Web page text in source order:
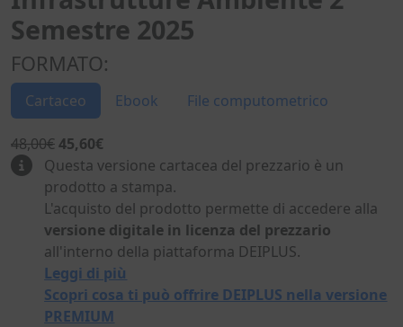
Semestre 2025
FORMATO:
Cartaceo Ebook File computometrico
48,00€45,60€
Questa versione cartacea del prezzario è un
prodotto a stampa.
L'acquisto del prodotto permette di accedere alla
versione digitale in licenza del prezzario
all'interno della piattaforma DEIPLUS.
Leggi di più
Scopri cosa ti può offrire DEIPLUS nella versione
PREMIUM